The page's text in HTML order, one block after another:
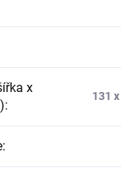
x
:
131
: